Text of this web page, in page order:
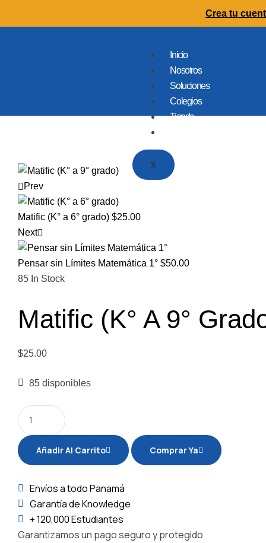
Crea tu
Inicio
Nosotros
Soluciones
Colegios
Tienda
X
Prev
Matific (K° a 6° grado) $25.00
Next
Pensar sin Límites Matemática 1° $50.00
85 In Stock
Matific (K° A 9°
$25.00
85 disponibles
Añadir Al Carrito Comprar Ya
Envíosa todo Panamá
Garantíade Knowledge
+ 120,000Estudiantes
Garantizamos un pago seguro y protegido